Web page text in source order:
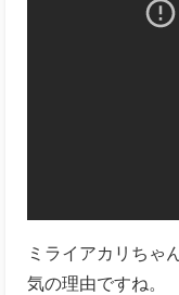
ミライアカリちゃ
気の理由ですね。